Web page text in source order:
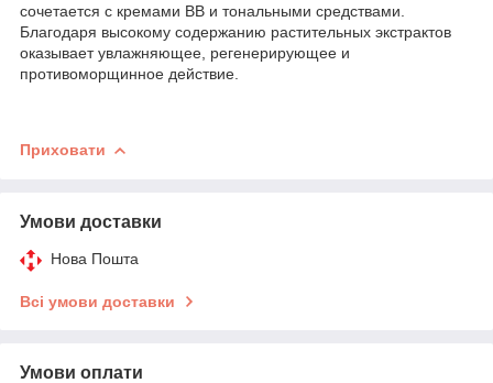
сочетается с кремами BB и тональными средствами.
Благодаря высокому содержанию растительных экстрактов
оказывает увлажняющее, регенерирующее и
противоморщинное действие.
Приховати
Умови доставки
Нова Пошта
Всі умови доставки
Умови оплати